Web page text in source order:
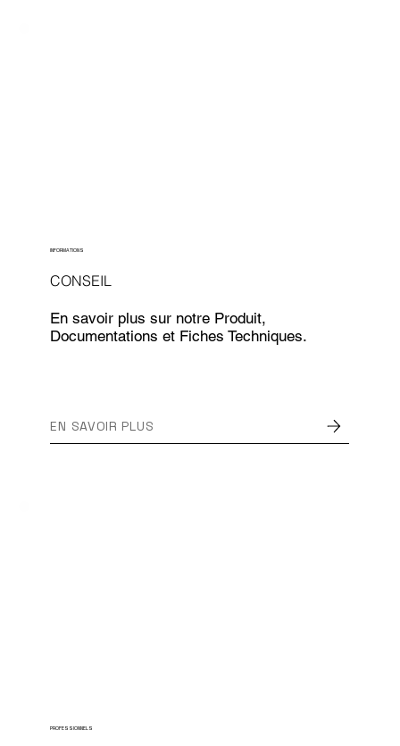
CONSEIL
INFORMATIONS
En savoir plus sur notre Produit,
Documentations et Fiches Techniques.
EN SAVOIR PLUS
PROFESSIONNELS